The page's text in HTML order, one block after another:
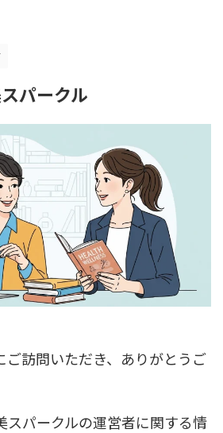
パークル
ご訪問いただき、ありがとうご
スパークルの運営者に関する情